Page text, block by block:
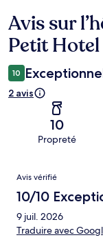
Avis
Avis sur
Petit Hotel
10
2 avis
10
Propreté
Avis
Avis vérifié
10/10
9 juil. 2026
Traduire avec